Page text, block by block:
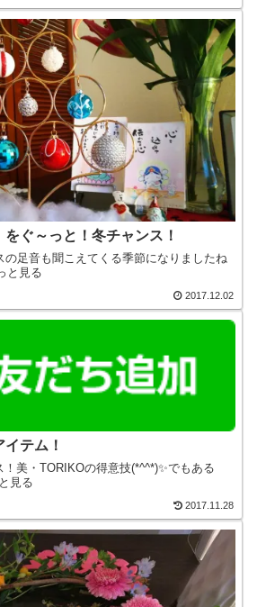
ぐ～っと！冬チャンス！
の足音も聞こえてくる季節になりましたね
と見る
2017.12.02
テム！
美・TORIKOの得意技(*^^*)✨でもある
見る
2017.11.28